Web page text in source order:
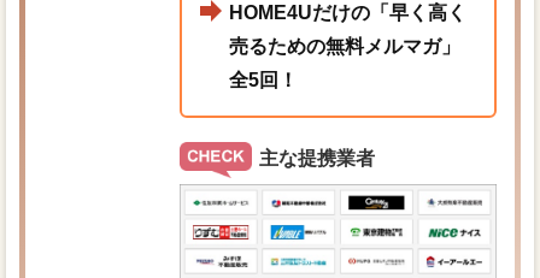
HOME4Uだけの「早く高く
売るための無料メルマガ」
全5回！
主な提携業者